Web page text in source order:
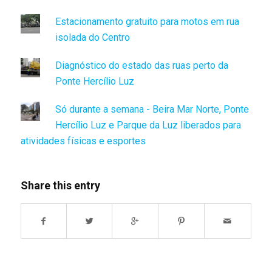
Estacionamento gratuito para motos em rua
isolada do Centro
Diagnóstico do estado das ruas perto da
Ponte Hercílio Luz
Só durante a semana - Beira Mar Norte, Ponte
Hercílio Luz e Parque da Luz liberados para
atividades físicas e esportes
Share this entry